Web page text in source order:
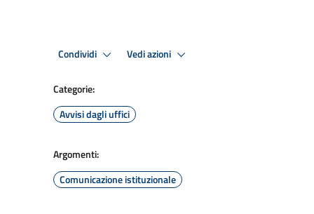
Condividi Vedi azioni
Categorie:
Avvisi dagli uffici
Argomenti:
Comunicazione istituzionale